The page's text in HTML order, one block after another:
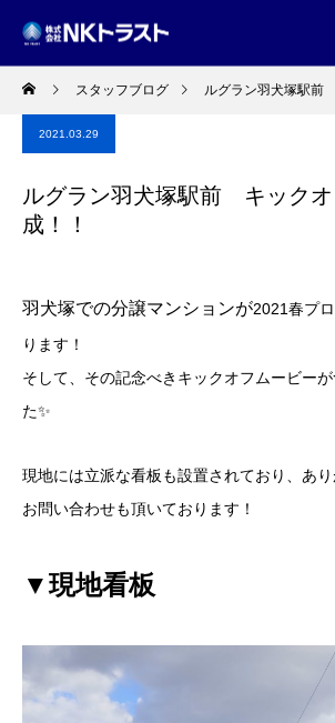
スタッフブログ ルグラン羽犬塚駅前 キ
2021.03.29
ルグラン羽犬塚駅前 キック
成！！
羽犬塚での分譲マンションが2021春プ
ります！
そして、その記念べきキックオフムービー
た✨
現地には立派な看板も設置されており、あ
お問い合わせも頂いております！
▼現地看板